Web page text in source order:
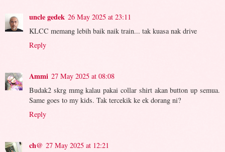
uncle gedek 26 May 2025 at 23:11
KLCC memang lebih baik naik train... tak kuasa nak drive
Reply
Ammi 27 May 2025 at 08:08
Budak2 skrg mmg kalau pakai collar shirt akan button up semua.
Same goes to my kids. Tak tercekik ke ek dorang ni?
Reply
ch@ 27 May 2025 at 12:21